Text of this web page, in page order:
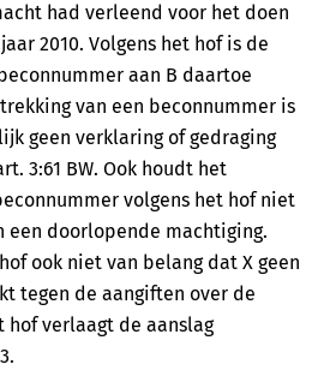
had verleend voor het doen
2010. Volgens het hof is de
aan B daartoe
van een beconnummer is
geen verklaring of gedraging
3:61 BW. Ook houdt het
volgens het hof niet
een doorlopende machtiging.
ook niet van belang dat X geen
tegen de aangiften over de
hof verlaagt de aanslag